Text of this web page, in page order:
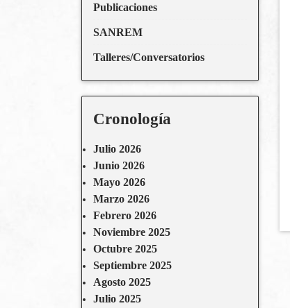
Publicaciones
SANREM
Talleres/Conversatorios
Cronología
Julio 2026
Junio 2026
Mayo 2026
Marzo 2026
Febrero 2026
Noviembre 2025
Octubre 2025
Septiembre 2025
Agosto 2025
Julio 2025